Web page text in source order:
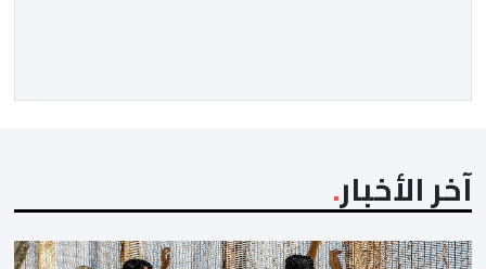
واريورز النيجيري ونادي أوديب ممثل […]
آخر الأخبار